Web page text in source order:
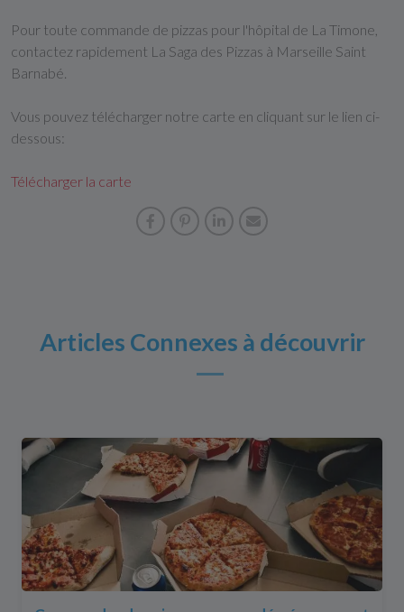
Pour toute commande de pizzas pour l'hôpital de La Timone,
contactez rapidement La Saga des Pizzas à Marseille Saint
Barnabé.
Vous pouvez télécharger notre carte en cliquant sur le lien ci-
dessous:
Télécharger la carte
Articles Connexes à découvrir